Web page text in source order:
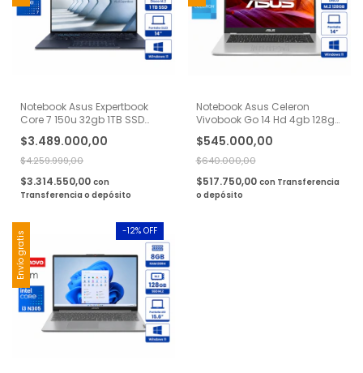
Notebook Asus Expertbook
Core 7 150u 32gb 1TB SSD
$3.489.000,00
$4.259.999,00
$3.314.550,00 con
Transferencia o depósito
Notebook Asus Celeron
Vivobook Go 14 Hd 4gb 128gb
$545.000,00
$640.000,00
$517.750,00 con Transferencia
o depósito
Envío gratis -12% OFF